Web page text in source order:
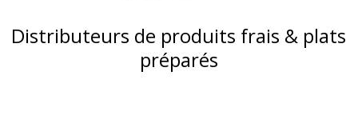
Distributeurs de produits frais & plats
préparés